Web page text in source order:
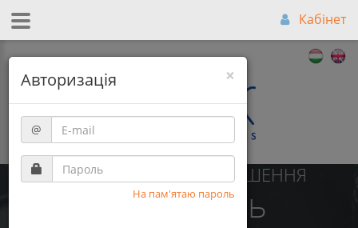
×
Авторизація
@
На пам'ятаю пароль
Кабінет
НАЙКРАЩЕ СПІВВІДНОШЕННЯ
Ціна-Якість